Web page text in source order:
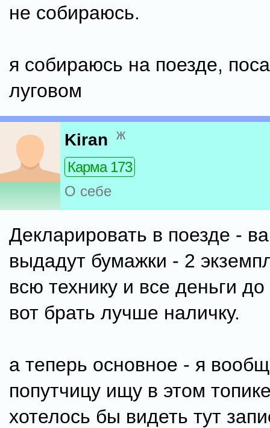
не собираюсь.
я собираюсь на поезде,
луговом
Kiran ж
Карма 173
О себе
Декларировать в поезде -
выдадут бумажки - 2
всю технику и все деньги
вот брать лучше наличку.
а теперь основное - я
попутчицу ищу в этом
хотелось бы видеть тут